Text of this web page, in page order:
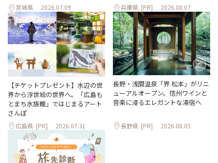
宮城県 2026.07.09 兵庫県 [PR] 2026.08.07
【チケットプレゼント】水辺の世
界から浮世絵の世界へ。「広島も
とまち水族館」ではじまるアート
さんぽ
広島県 [PR] 2026.07.31
長野・浅間温泉「界 松本」がリニ
ューアルオープン。信州ワインと
音楽に浸るエレガントな湯宿へ
長野県 [PR] 2026.08.05